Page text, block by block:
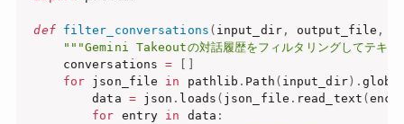
def filter_conversations ( input_dir, output_file ,
"""Gemini Takeoutの対話履歴をフィルタリングしてテキ
    conversations
= [ ]
for json_file in pathlib . Path ( input_dir) . glob
        data
= json . loads ( json_file . read_text (
for entry in data :